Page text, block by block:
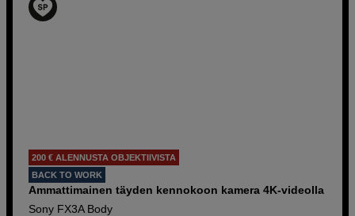
200 € ALENNUSTA OBJEKTIIVISTA
BACK TO WORK
Ammattimainen täyden kennokoon kamera 4K-videolla
Sony FX3A Body